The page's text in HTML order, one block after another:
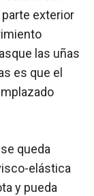
parte exterior
las uñas
es que el
queda
elástica
y pueda